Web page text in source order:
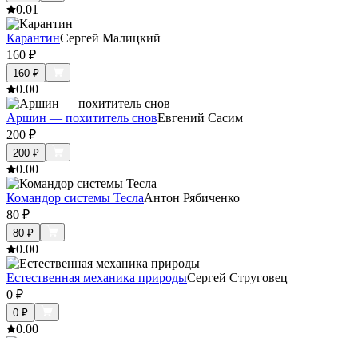
0.01
КарантинСергей Малицкий
160 ₽
160 ₽
0.00
Аршин — похититель сновЕвгений Сасим
200 ₽
200 ₽
0.00
Командор системы ТеслаАнтон Рябиченко
80 ₽
80 ₽
0.00
Естественная механика природыСергей Струговец
0 ₽
0 ₽
0.00